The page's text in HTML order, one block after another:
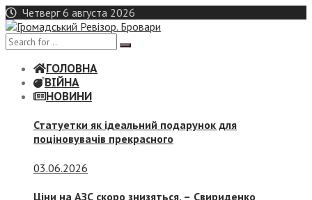
Skip
to
content
Четверг 6 августа 2026
ГОЛОВНА
ВІЙНА
НОВИНИ
Статуетки як ідеальний подарунок для
поціновувачів прекрасного
03.06.2026
Ціни на АЗС скоро знизяться, – Свириденко